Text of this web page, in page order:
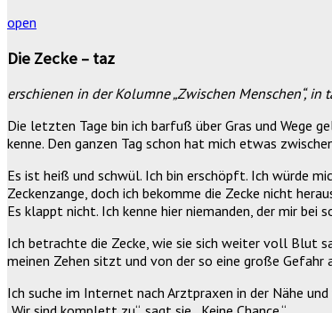
open
Die Zecke – taz
erschienen in der Kolumne „Zwischen Menschen“, in
Die letzten Tage bin ich barfuß über Gras und Wege
kenne. Den ganzen Tag schon hat mich etwas
Es ist heiß und schwül. Ich bin erschöpft. Ich würde
Zeckenzange, doch ich bekomme die Zecke nicht
Es klappt nicht. Ich kenne hier niemanden, der mir
Ich betrachte die Zecke, wie sie sich weiter voll Blut
meinen Zehen sitzt und von der so eine große Gefahr
Ich suche im Internet nach Arztpraxen in der Nähe